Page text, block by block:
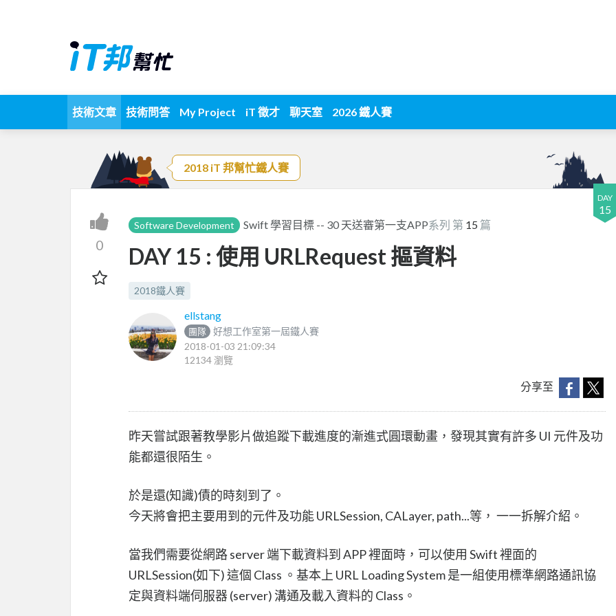
技術文章 技術問答 My Project iT 徵才 聊天室 2026 鐵人賽
2018 iT 邦幫忙鐵人賽
DAY
15
0
Software Development Swift 學習目標 -- 30 天送審第一支APP系列 第 15 篇
DAY 15 : 使用 URLRequest 摳資料
2018鐵人賽
ellstang
團隊
好想工作室第一屆鐵人賽
2018-01-03 21:09:34
12134 瀏覽
分享至
昨天嘗試跟著教學影片做追蹤下載進度的漸進式圓環動畫，發現其實有許多 UI 元件及功
能都還很陌生。
於是還(知識)債的時刻到了。
今天將會把主要用到的元件及功能 URLSession, CALayer, path...等， 一一拆解介紹。
當我們需要從網路 server 端下載資料到 APP 裡面時，可以使用 Swift 裡面的
URLSession(如下) 這個 Class 。基本上 URL Loading System 是一組使用標準網路通訊協
定與資料端伺服器 (server) 溝通及載入資料的 Class。